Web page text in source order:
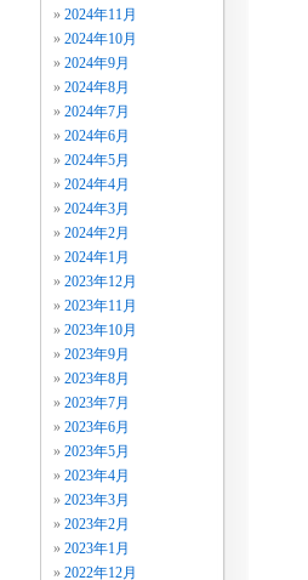
2024年11月
2024年10月
2024年9月
2024年8月
2024年7月
2024年6月
2024年5月
2024年4月
2024年3月
2024年2月
2024年1月
2023年12月
2023年11月
2023年10月
2023年9月
2023年8月
2023年7月
2023年6月
2023年5月
2023年4月
2023年3月
2023年2月
2023年1月
2022年12月